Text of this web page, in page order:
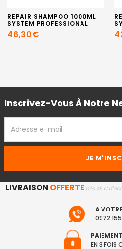
REPAIR SHAMPOO 1000ML
SYSTEM PROFESSIONAL
46,30€
Inscrivez-Vous À Notre
EMAIL
LIVRAISON OFFERTE dès 49 €
A
0972
EN 3 FOIS